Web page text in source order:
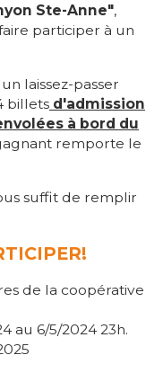
Ste-Anne",
participer à un
laissez-passer
billets d'admission
à bord du
remporte le
suffit de remplir
de la coopérative
au 6/5/2024 23h.